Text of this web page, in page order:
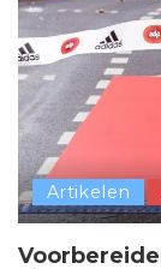
Artikelen